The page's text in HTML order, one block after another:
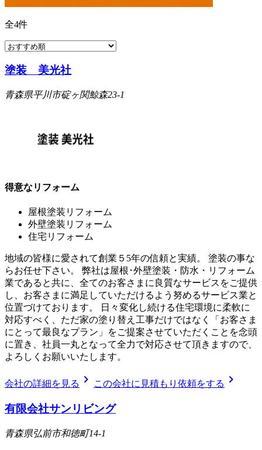
全4件
塗装 美光社
青森県平川市碇ヶ関鯨森23-1
得意なリフォーム
屋根塗装リフォーム
外壁塗装リフォーム
住宅リフォーム
地域の皆様に愛されて創業５5年の信頼と実績。 塗装の事な
らお任せ下さい。 弊社は屋根･外壁塗装・防水・リフォーム
業であると共に、全てのお客さまに良質なサービスをご提供
し、お客さまに満足していただけるよう努めるサービス業と
位置づけております。 日々変化し続ける住宅環境に柔軟に
対応すべく、ただ家の塗り替え工事だけではなく「お客さま
にとって最良なプラン」をご提案させていただくことを念頭
に置き、社員一丸となって全力で対応させて頂きますので、
よろしくお願いいたします。
会社の詳細を見る chevron_right この会社に見積もり依頼をする chevron_right
有限会社サンリビング
青森県弘前市和徳町14-1